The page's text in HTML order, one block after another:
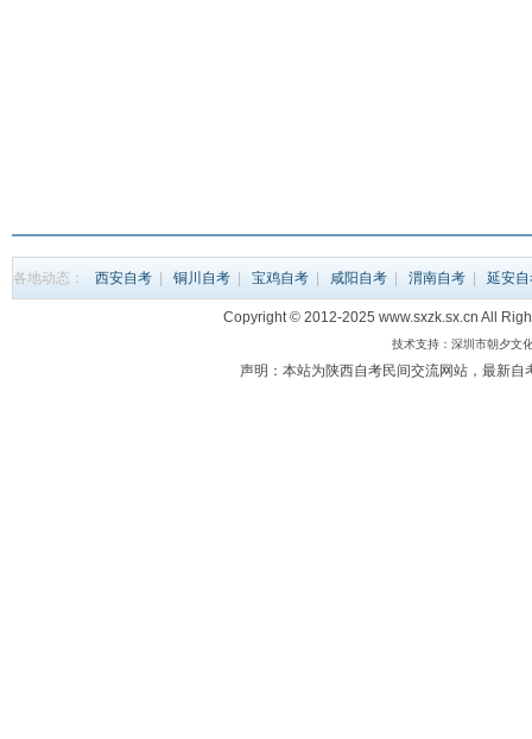
各地动态： 西安自考 铜川自考 宝鸡自考 咸阳自考 渭南自考 延安
Copyright © 2012-2025 www.sxzk.sx.cn All
技术支持：深圳市朝夕文
声明：本站为陕西自考民间交流网站，最新